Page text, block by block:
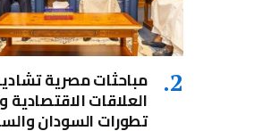
مباحثات مصرية
العلاقات
تطورات السودان